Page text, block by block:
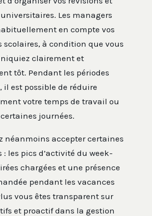
Les managers
en compte vos
scolaires, à condition que vous
clairement et
tôt. Pendant les périodes
il est possible de réduire
votre temps de travail ou
journées.
néanmoins accepter certaines
les pics d’activité du week-
chargées et une présence
pendant les vacances
vous êtes transparent sur
et proactif dans la gestion